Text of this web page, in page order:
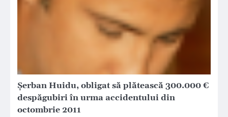
Şerban Huidu, obligat să plătească 300.000 €
despăgubiri în urma accidentului din
octombrie 2011